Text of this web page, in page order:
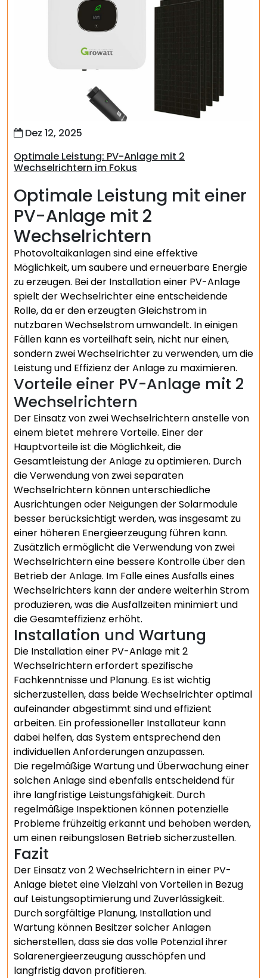
Dez 12, 2025
Optimale Leistung: PV-Anlage mit 2
Wechselrichtern im Fokus
Optimale Leistung mit einer
PV-Anlage mit 2
Wechselrichtern
Photovoltaikanlagen sind eine effektive
Möglichkeit, um saubere und erneuerbare Energie
zu erzeugen. Bei der Installation einer PV-Anlage
spielt der Wechselrichter eine entscheidende
Rolle, da er den erzeugten Gleichstrom in
nutzbaren Wechselstrom umwandelt. In einigen
Fällen kann es vorteilhaft sein, nicht nur einen,
sondern zwei Wechselrichter zu verwenden, um die
Leistung und Effizienz der Anlage zu maximieren.
Vorteile einer PV-Anlage mit 2
Wechselrichtern
Der Einsatz von zwei Wechselrichtern anstelle von
einem bietet mehrere Vorteile. Einer der
Hauptvorteile ist die Möglichkeit, die
Gesamtleistung der Anlage zu optimieren. Durch
die Verwendung von zwei separaten
Wechselrichtern können unterschiedliche
Ausrichtungen oder Neigungen der Solarmodule
besser berücksichtigt werden, was insgesamt zu
einer höheren Energieerzeugung führen kann.
Zusätzlich ermöglicht die Verwendung von zwei
Wechselrichtern eine bessere Kontrolle über den
Betrieb der Anlage. Im Falle eines Ausfalls eines
Wechselrichters kann der andere weiterhin Strom
produzieren, was die Ausfallzeiten minimiert und
die Gesamteffizienz erhöht.
Installation und Wartung
Die Installation einer PV-Anlage mit 2
Wechselrichtern erfordert spezifische
Fachkenntnisse und Planung. Es ist wichtig
sicherzustellen, dass beide Wechselrichter optimal
aufeinander abgestimmt sind und effizient
arbeiten. Ein professioneller Installateur kann
dabei helfen, das System entsprechend den
individuellen Anforderungen anzupassen.
Die regelmäßige Wartung und Überwachung einer
solchen Anlage sind ebenfalls entscheidend für
ihre langfristige Leistungsfähigkeit. Durch
regelmäßige Inspektionen können potenzielle
Probleme frühzeitig erkannt und behoben werden,
um einen reibungslosen Betrieb sicherzustellen.
Fazit
Der Einsatz von 2 Wechselrichtern in einer PV-
Anlage bietet eine Vielzahl von Vorteilen in Bezug
auf Leistungsoptimierung und Zuverlässigkeit.
Durch sorgfältige Planung, Installation und
Wartung können Besitzer solcher Anlagen
sicherstellen, dass sie das volle Potenzial ihrer
Solarenergieerzeugung ausschöpfen und
langfristig davon profitieren.